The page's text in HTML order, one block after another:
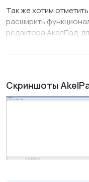
Так же хотим
расширить
редактора АкелПад
дополнительных
текстовый редактор,
Скриншоты